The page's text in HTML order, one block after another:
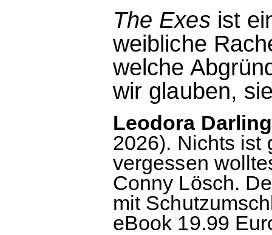
The Exes ist
weibliche
welche
wir glauben,
Leodora
2026). Nichts ist
vergessen
Conny Lösch.
mit
eBook 19.99